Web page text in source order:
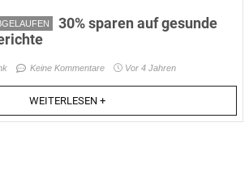
30% sparen auf gesunde
Keine Kommentare Vor 4 Jahren
WEITERLESEN +